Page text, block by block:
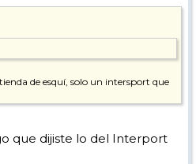
de esquí, solo un intersport que
que dijiste lo del Interport